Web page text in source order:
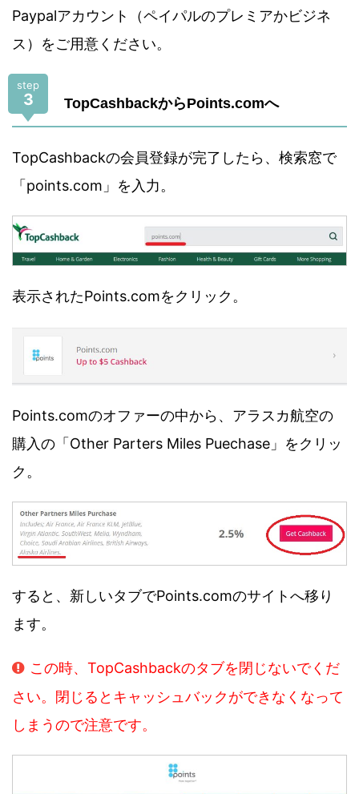
Paypalアカウント（ペイパルのプレミアかビジネ
ス）をご用意ください。
step
3 TopCashbackからPoints.comへ
TopCashbackの会員登録が完了したら、検索窓で
「points.com」を入力。
表示されたPoints.comをクリック。
Points.comのオファーの中から、アラスカ航空の
購入の「Other Parters Miles Puechase」をクリッ
ク。
すると、新しいタブでPoints.comのサイトへ移り
ます。
この時、TopCashbackのタブを閉じないでくだ
さい。閉じるとキャッシュバックができなくなって
しまうので注意です。